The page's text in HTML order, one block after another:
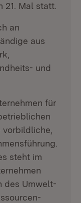
Mal statt.
an
aus
und
für
steht im
des Umwelt-